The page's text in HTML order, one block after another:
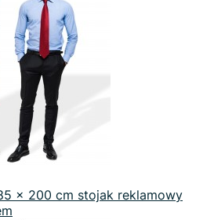
x 200 cm stojak reklamowy